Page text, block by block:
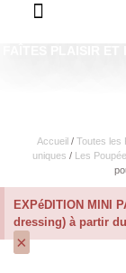
Accueil / Toutes les
uniques / Les
EXPéDITION MINI
dressing) à partir
×